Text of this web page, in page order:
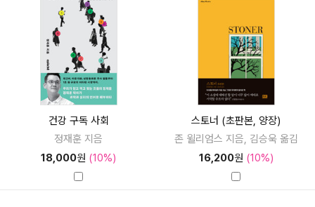
건강 구독 사회
정재훈 지음
18,000원 (10%)
스토너 (초판본, 양장)
존 윌리엄스 지음, 김승욱 옮김
16,200원 (10%)